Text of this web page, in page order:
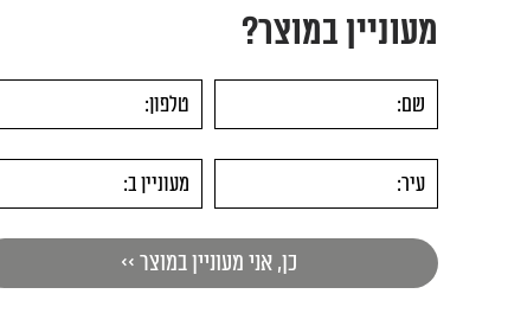
סלטיה
ס"מ
מעוניין במוצר?